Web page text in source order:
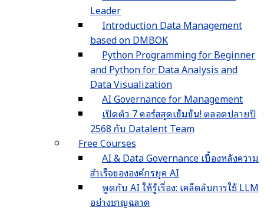
Leader
Introduction Data Management
based on DMBOK
Python Programming for Beginner
and Python for Data Analysis and
Data Visualization
AI Governance for Management
เปิดตัว 7 คอร์สสุดเข้มข้น! ตลอดปลายปี
2568 กับ Datalent Team
Free Courses
AI & Data Governance เบื้องหลังความ
สำเร็จขององค์กรยุค AI
พูดกับ AI ให้รู้เรื่อง: เคล็ดลับการใช้ LLM
อย่างชาญฉลาด